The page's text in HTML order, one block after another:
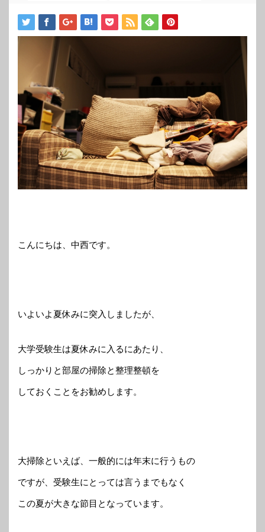
こんにちは、中西です。
いよいよ夏休みに突入しましたが、
大学受験生は夏休みに入るにあたり、
しっかりと部屋の掃除と整理整頓を
しておくことをお勧めします。
大掃除といえば、一般的には年末に行うもの
ですが、受験生にとっては言うまでもなく
この夏が大きな節目となっています。